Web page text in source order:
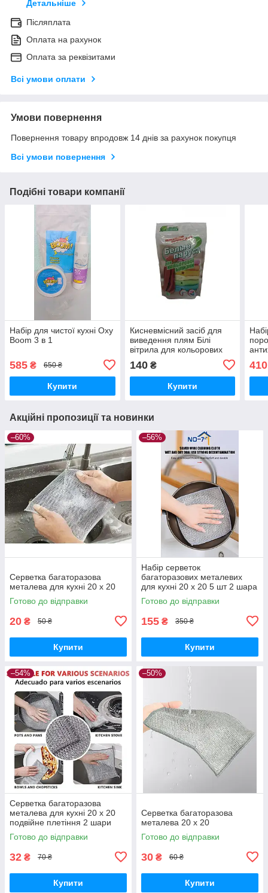
Детальніше
Післяплата
Оплата на рахунок
Оплата за реквізитами
Всі умови оплати
Умови повернення
Повернення товару впродовж 14 днів за рахунок покупця
Всі умови повернення
Подібні товари компанії
Набір для чистої кухні Oxy
Boom 3 в 1
585 ₴ 650 ₴
Купити
Кисневмісний засіб для
виведення плям Білі
вітрила для кольорових
140₴
Купити
410
Акційні пропозиції та новинки
–60%
Серветка багаторазова
металева для кухні 20 х 20
Готово до відправки
20 ₴ 50 ₴
Купити
–56%
Набір серветок
багаторазових металевих
для кухні 20 х 20 5 шт 2 шара
Готово до відправки
155 ₴ 350 ₴
Купити
–54%
Серветка багаторазова
металева для кухні 20 х 20
подвійне плетіння 2 шари
Готово до відправки
32 ₴ 70 ₴
Купити
–50%
Серветка багаторазова
металева 20 х 20
Готово до відправки
30 ₴ 60 ₴
Купити